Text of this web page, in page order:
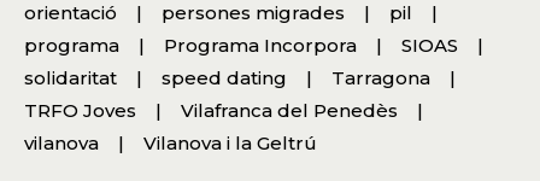
orientació
persones migrades
pil
programa
Programa Incorpora
SIOAS
solidaritat
speed dating
Tarragona
TRFO Joves
Vilafranca del Penedès
vilanova
Vilanova i la Geltrú